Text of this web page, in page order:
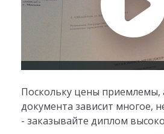
Поскольку цены приемлемы,
документа зависит многое,
- заказывайте диплом